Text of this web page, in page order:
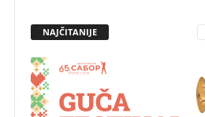
NAJČITANIJE